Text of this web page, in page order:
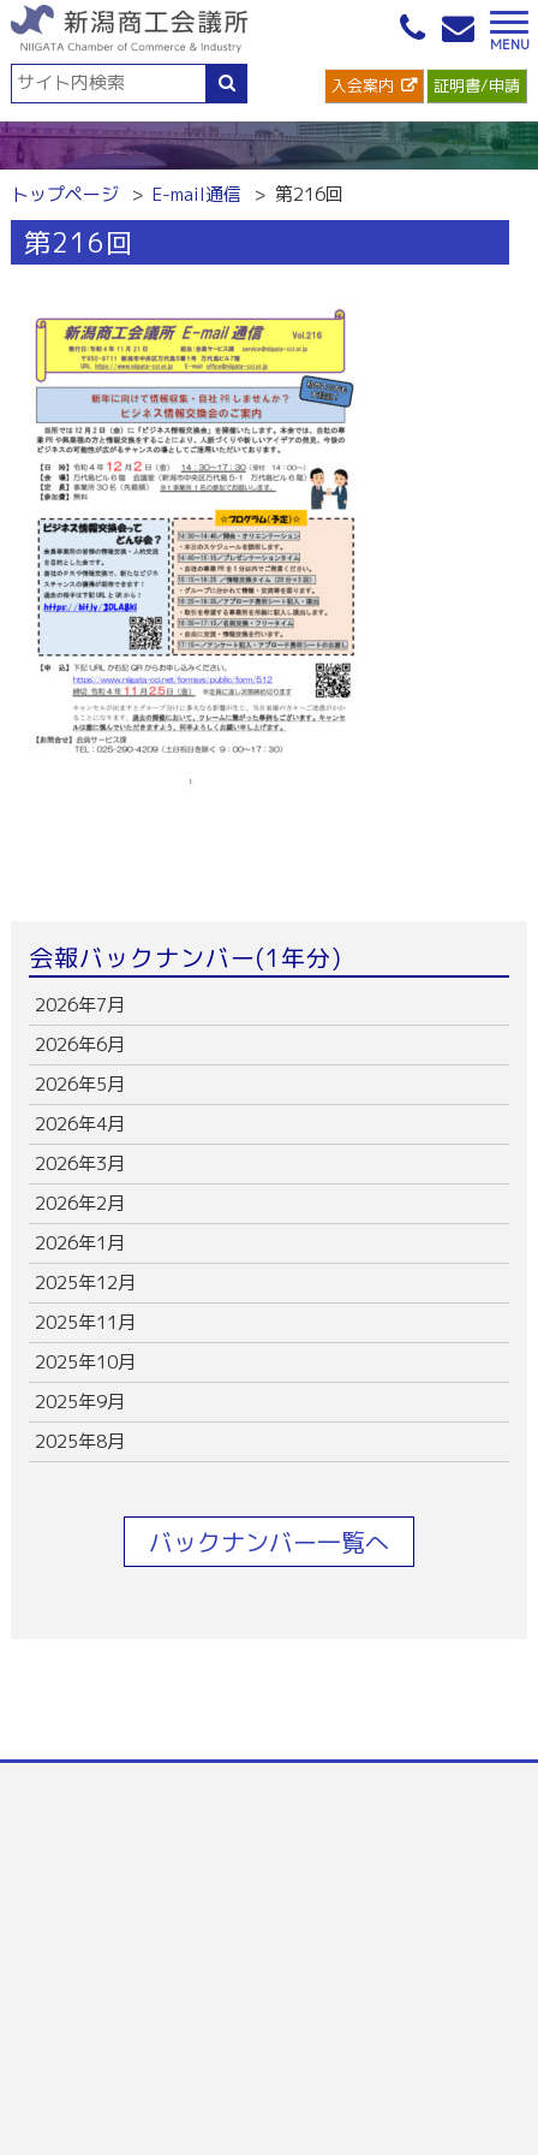
入会案内 証明書/申請
トップページ E-mail通信 第216回
第216回
会報バックナンバー(1年分)
2026年7月
2026年6月
2026年5月
2026年4月
2026年3月
2026年2月
2026年1月
2025年12月
2025年11月
2025年10月
2025年9月
2025年8月
バックナンバー一覧へ